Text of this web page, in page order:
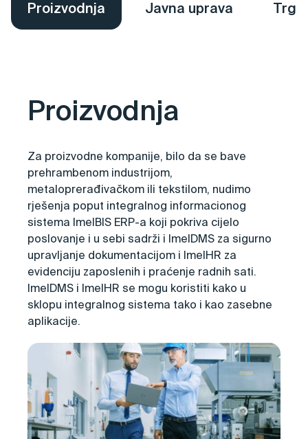
Proizvodnja Javna uprava
Proizvodnja
Za proizvodne kompanije, bilo da se bave
prehrambenom industrijom,
metaloprerađivačkom ili tekstilom, nudimo
rješenja poput integralnog informacionog
sistema ImelBIS ERP-a koji pokriva cijelo
poslovanje i u sebi sadrži i ImelDMS za sigurno
upravljanje dokumentacijom i ImelHR za
evidenciju zaposlenih i praćenje radnih sati.
ImelDMS i ImelHR se mogu koristiti kako u
sklopu integralnog sistema tako i kao zasebne
aplikacije.